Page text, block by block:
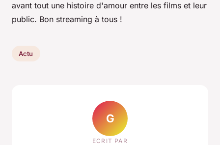
avant tout une histoire d'amour entre les films et leur
public. Bon streaming à tous !
Actu
G
ECRIT PAR